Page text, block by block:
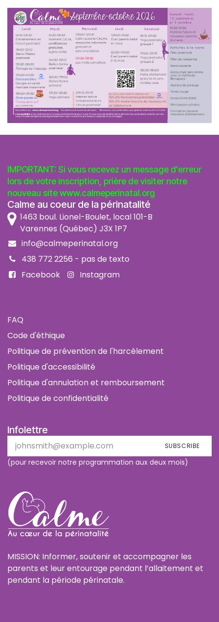
IMPORTANT: Si vous recevez un message d'erreur
lors de votre inscription, prière de visiter notre
nouveau sitewww.calmeperinatal.org
Calme au coeur de la périnatalité
1463 boul. Lionel-Boulet, local 101-B
Varennes (Québec) J3X 1P7
info@calmeperinatal.org
438 772 2256 - pas de texto
Facebook
Instagram
FAQ
Code d'éthique
Politique de prévention de l'harcèlement
Politique d'accessibilité
Politique d'annulation et remboursement
Politique de confidentialité
Infolettre
SUBSCRIBE
(pour recevoir notre programmation aux deux mois)
MISSION: Informer, soutenir et accompagner les
parents et leur entourage pendant l’allaitement et
pendant la période périnatale.